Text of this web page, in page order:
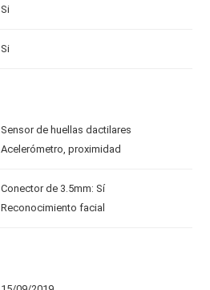
Si
Si
Sensor de huellas dactilares
Acelerómetro, proximidad
Conector de 3.5mm: Sí
Reconocimiento facial